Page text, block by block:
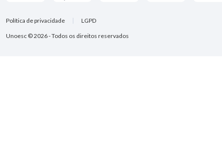
Unoesc © 2026 - Todos os direitos reservados
Política de privacidade LGPD